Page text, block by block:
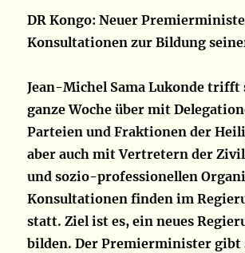
DR Kongo: Neuer
Konsultationen zur Bildung
Jean-Michel Sama Lukonde trifft
ganze Woche über mit
Parteien und Fraktionen der
aber auch mit Vertretern der
und sozio-professionellen
Konsultationen finden im
statt. Ziel ist es, ein neues
bilden. Der Premierminister gibt